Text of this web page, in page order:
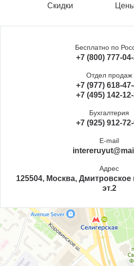
Скидки
Бесплатно по
+7 (800) 777-
Отдел продаж
+7 (977) 618-
+7 (495) 142-
Бухгалтерия
+7 (925) 912-
E-mail
Адрес
125504, Москва, Дмитровское
эт.2